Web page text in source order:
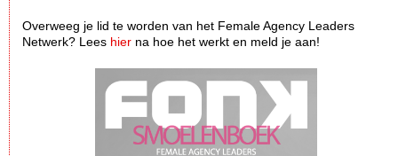
Overweeg je lid te worden van het Female Agency Leaders
Netwerk? Lees hier na hoe het werkt en meld je aan!